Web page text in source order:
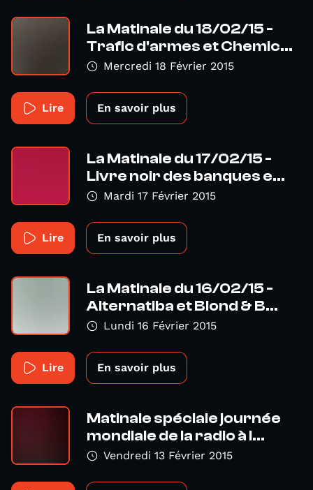
La Matinale du 18/02/15 -
Trafic d'armes et Chemic...
Mercredi 18 Février 2015
Lire En savoir plus
La Matinale du 17/02/15 -
Livre noir des banques e...
Mardi 17 Février 2015
Lire En savoir plus
La Matinale du 16/02/15 -
Alternatiba et Blond & B...
Lundi 16 Février 2015
Lire En savoir plus
Matinale spéciale journée
mondiale de la radio à l...
Vendredi 13 Février 2015